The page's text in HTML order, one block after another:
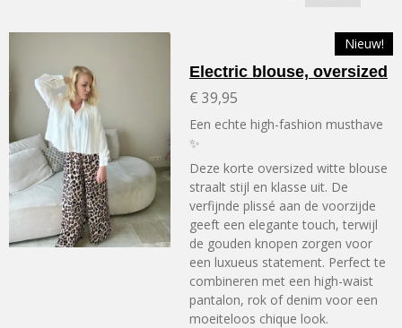
Nieuw!
Electric blouse, oversized
€ 39,95
Een echte high-fashion musthave
✨
Deze korte oversized witte blouse
straalt stijl en klasse uit. De
verfijnde plissé aan de voorzijde
geeft een elegante touch, terwijl
de gouden knopen zorgen voor
een luxueus statement. Perfect te
combineren met een high-waist
pantalon, rok of denim voor een
moeiteloos chique look.